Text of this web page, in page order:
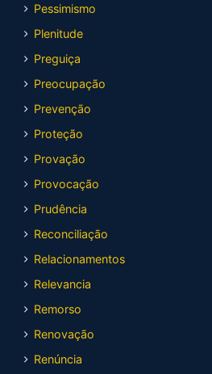
Pessimismo
Plenitude
Preguiça
Preocupação
Prevenção
Proteção
Provação
Provocação
Prudência
Reconciliação
Relacionamentos
Relevancia
Remorso
Renovação
Renúncia